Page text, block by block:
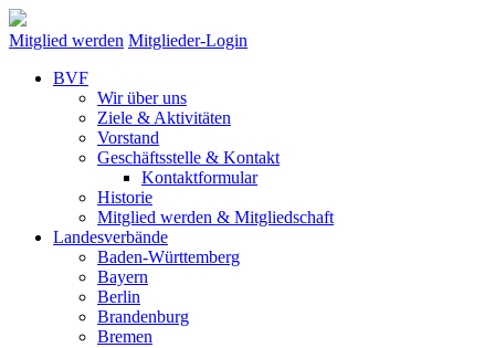
Mitglied werden Mitglieder-Login
BVF
Wir über uns
Ziele & Aktivitäten
Vorstand
Geschäftsstelle & Kontakt
Kontaktformular
Historie
Mitglied werden & Mitgliedschaft
Landesverbände
Baden-Württemberg
Bayern
Berlin
Brandenburg
Bremen